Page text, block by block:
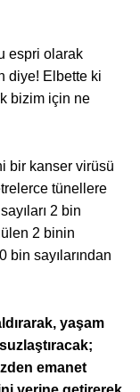
espri olarak
diye! Elbette ki
bizim için ne
bir kanser virüsü
tünellere
2 bin
2 binin
bin sayılarından
yaşam
emanet